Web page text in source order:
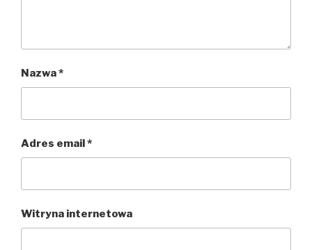
Nazwa*
Adres email*
Witryna internetowa